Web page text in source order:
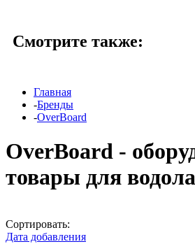
Смотрите также:
Главная
-Бренды
-OverBoard
OverBoard -
товары для
Сортировать:
Дата добавления